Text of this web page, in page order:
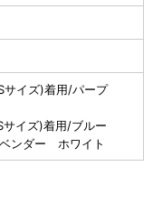
イズ)着用/パープ
イズ)着用/ブルー
ンダー ホワイト